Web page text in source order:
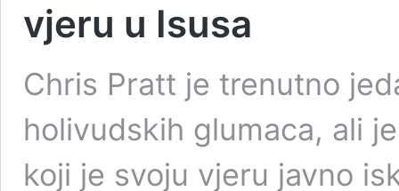
vjeru u Isusa
Chris Pratt je trenutno
holivudskih glumaca, ali
koji je svoju vjeru javno